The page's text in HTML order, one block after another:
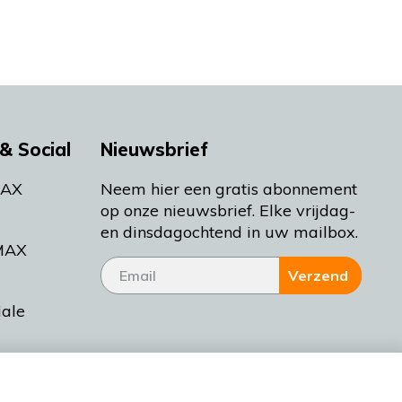
Social Nieuwsbrief
Neem hier een gratis abonnement
op onze nieuwsbrief. Elke vrijdag-
en dinsdagochtend in uw mailbox.
Verzend